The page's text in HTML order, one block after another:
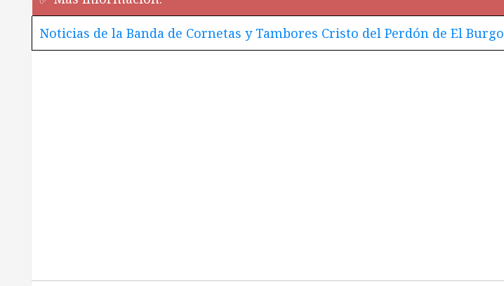
Noticias de la Banda de Cornetas y Tambores Cristo del Perdón de El Burgo